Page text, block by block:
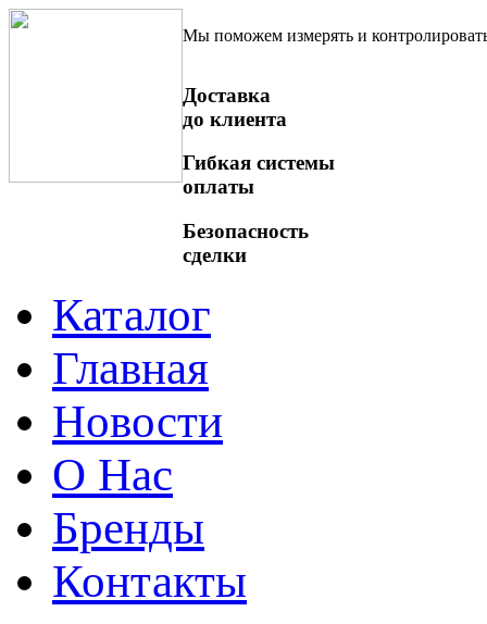
Мы поможем измерять и
Доставка
до клиента
Гибкая системы
оплаты
Безопасность
сделки
Каталог
Главная
Новости
О Нас
Бренды
Контакты